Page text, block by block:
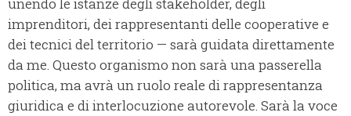
imprenditori, dei rappresentanti delle cooperative e
dei tecnici del territorio — sarà guidata direttamente
da me. Questo organismo non sarà una passerella
politica, ma avrà un ruolo reale di rappresentanza
giuridica e di interlocuzione autorevole. Sarà la voce